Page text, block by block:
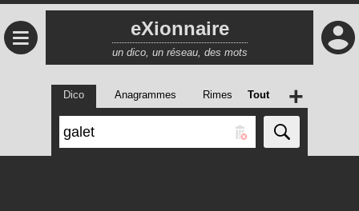
≡ eXionnaire
un dico, un réseau, des mots
Dico Anagrammes Rimes Tout +